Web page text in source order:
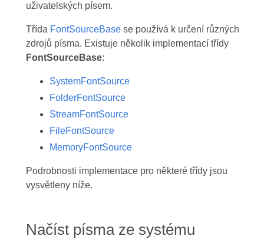
uživatelských písem.
Třída FontSourceBasese používá k určení různých
zdrojů písma. Existuje několik implementací třídy
FontSourceBase:
SystemFontSource
FolderFontSource
StreamFontSource
FileFontSource
MemoryFontSource
Podrobnosti implementace pro některé třídy jsou
vysvětleny níže.
Načíst písma ze systému